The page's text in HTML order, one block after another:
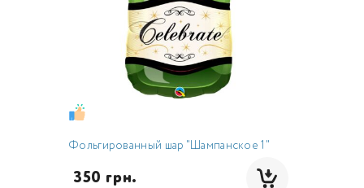
Фольгированный шар "Шампанское 1"
350 грн.